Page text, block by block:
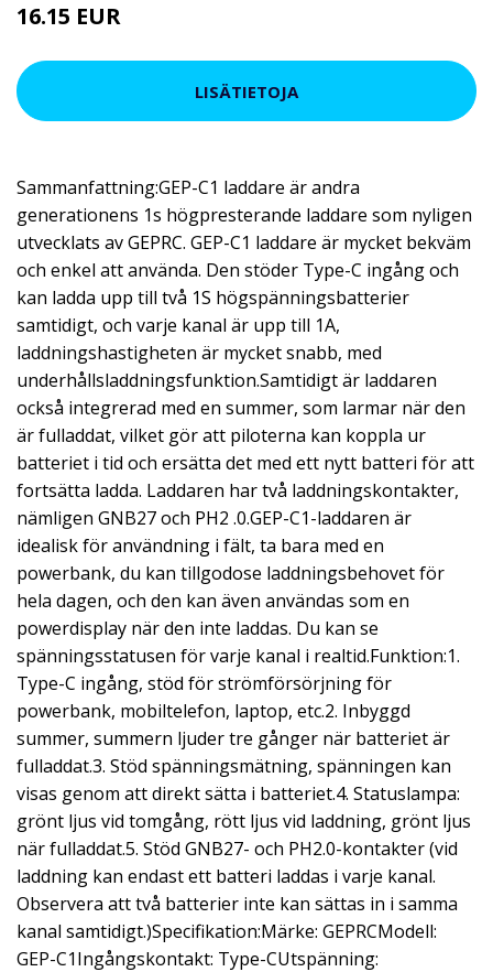
16.15 EUR
LISÄTIETOJA
Sammanfattning:GEP-C1 laddare är andra
generationens 1s högpresterande laddare som nyligen
utvecklats av GEPRC. GEP-C1 laddare är mycket bekväm
och enkel att använda. Den stöder Type-C ingång och
kan ladda upp till två 1S högspänningsbatterier
samtidigt, och varje kanal är upp till 1A,
laddningshastigheten är mycket snabb, med
underhållsladdningsfunktion.Samtidigt är laddaren
också integrerad med en summer, som larmar när den
är fulladdat, vilket gör att piloterna kan koppla ur
batteriet i tid och ersätta det med ett nytt batteri för att
fortsätta ladda. Laddaren har två laddningskontakter,
nämligen GNB27 och PH2 .0.GEP-C1-laddaren är
idealisk för användning i fält, ta bara med en
powerbank, du kan tillgodose laddningsbehovet för
hela dagen, och den kan även användas som en
powerdisplay när den inte laddas. Du kan se
spänningsstatusen för varje kanal i realtid.Funktion:1.
Type-C ingång, stöd för strömförsörjning för
powerbank, mobiltelefon, laptop, etc.2. Inbyggd
summer, summern ljuder tre gånger när batteriet är
fulladdat.3. Stöd spänningsmätning, spänningen kan
visas genom att direkt sätta i batteriet.4. Statuslampa:
grönt ljus vid tomgång, rött ljus vid laddning, grönt ljus
när fulladdat.5. Stöd GNB27- och PH2.0-kontakter (vid
laddning kan endast ett batteri laddas i varje kanal.
Observera att två batterier inte kan sättas in i samma
kanal samtidigt.)Specifikation:Märke: GEPRCModell:
GEP-C1Ingångskontakt: Type-CUtspänning: